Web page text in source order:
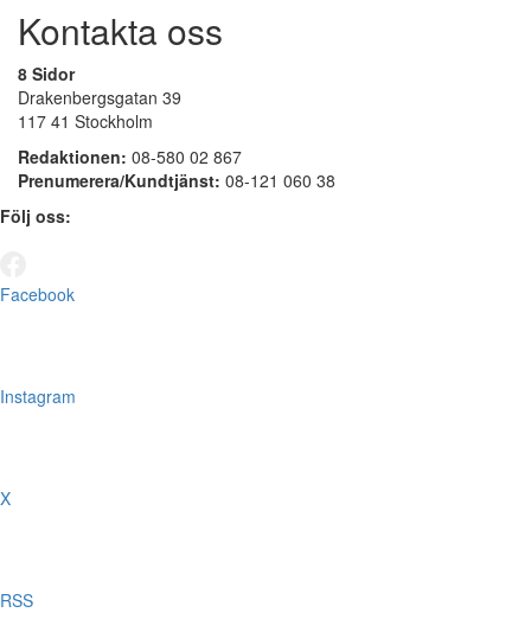
Kontakta oss
8 Sidor
Drakenbergsgatan 39
117 41 Stockholm
Redaktionen: 08-580 02 867
Prenumerera/Kundtjänst: 08-121 060 38
Följ oss:
Facebook
Instagram
X
RSS